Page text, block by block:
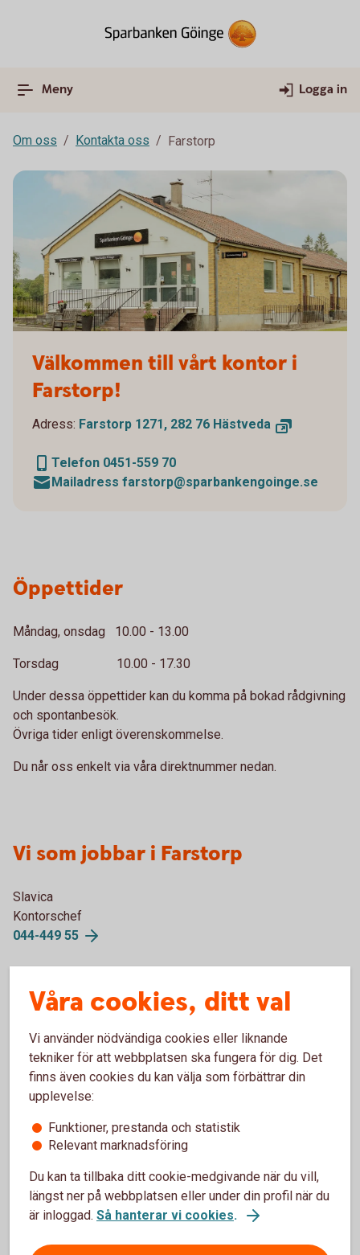
Meny Logga in
Om oss Kontakta oss Farstorp
Välkommen till vårt kontor i
Farstorp!
Adress: Farstorp 1271, 282 76 Hästveda
Telefon 0451-559 70
Mailadress farstorp@sparbankengoinge.se
Öppettider
Måndag, onsdag 10.00 - 13.00
Torsdag 10.00 - 17.30
Under dessa öppettider kan du komma på bokad rådgivning
och spontanbesök.
Övriga tider enligt överenskommelse.
Du når oss enkelt via våra direktnummer nedan.
Vi som jobbar i Farstorp
Slavica
Kontorschef
044-449 55
Erika
0451-559 71
Elna
Privatrådgivare
0451-559 73
Alma
Kundtjänstrådgivare
0451-559 75
Våra cookies, ditt val
Vi använder nödvändiga cookies eller liknande
tekniker för att webbplatsen ska fungera för dig. Det
finns även cookies du kan välja som förbättrar din
upplevelse:
Funktioner, prestanda och statistik
Relevant marknadsföring
Du kan ta tillbaka ditt cookie-medgivande när du vill,
längst ner på webbplatsen eller under din profil när du
är inloggad. Så hanterar vi cookies.